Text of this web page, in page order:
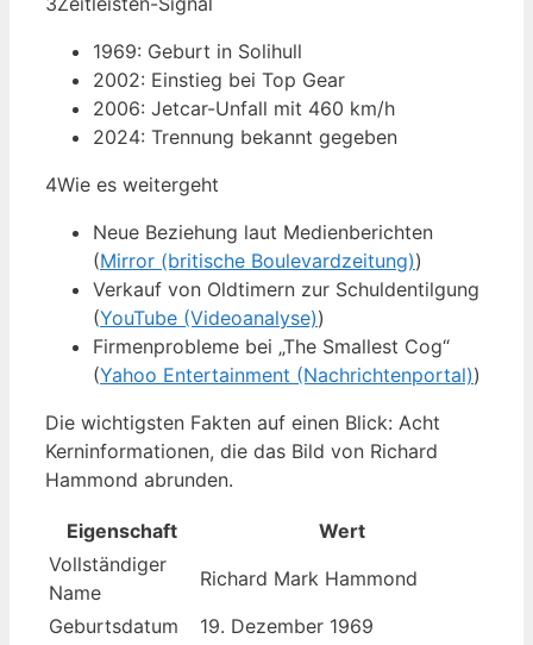
1969: Geburt in Solihull
2002: Einstieg bei Top Gear
2006: Jetcar-Unfall mit 460 km/h
2024: Trennung bekannt gegeben
4Wie es weitergeht
Neue Beziehung laut Medienberichten
(Mirror (britische Boulevardzeitung))
Verkauf von Oldtimern zur Schuldentilgung
(YouTube (Videoanalyse))
Firmenprobleme bei „The Smallest Cog“
(Yahoo Entertainment (Nachrichtenportal))
Die wichtigsten Fakten auf einen Blick: Acht
Kerninformationen, die das Bild von Richard
Hammond abrunden.
Eigenschaft
Wert
Vollständiger
Name
Richard Mark Hammond
Geburtsdatum
19. Dezember 1969